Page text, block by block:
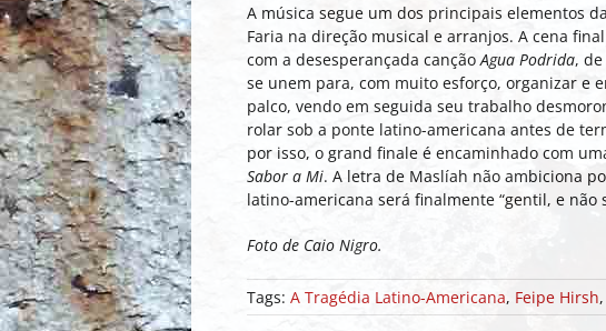
A música segue um dos principais elementos
Faria na direção musical e arranjos. A cena
com a desesperançada canção Agua Podrida,
se unem para, com muito esforço, organizar e
palco, vendo em seguida seu trabalho
rolar sob a ponte latino-americana antes de
por isso, o grand finale é encaminhado com
Sabor a Mi. A letra de Maslíah não ambiciona
latino-americana será finalmente “gentil, e não
Foto de Caio Nigro.
Tags: A Tragédia Latino-Americana, Feipe Hirsh,